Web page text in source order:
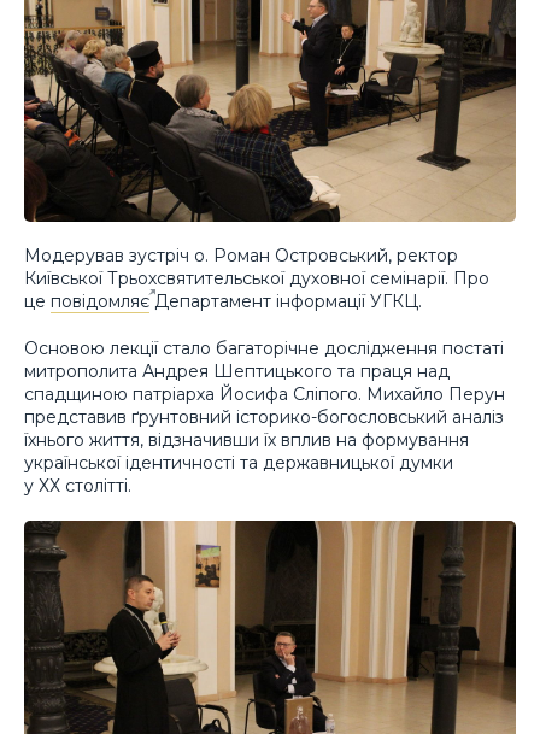
Модерував зустріч о. Роман Островський, ректор
Київської Трьохсвятительської духовної семінарії. Про
це повідомляєДепартамент інформації УГКЦ.
Основою лекції стало багаторічне дослідження постаті
митрополита Андрея Шептицького та праця над
спадщиною патріарха Йосифа Сліпого. Михайло Перун
представив ґрунтовний історико-богословський аналіз
їхнього життя, відзначивши їх вплив на формування
української ідентичності та державницької думки
у ХХ столітті.